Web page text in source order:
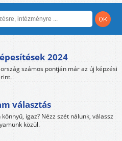
2024
számos pontján már az új képzési
választás
igaz? Nézz szét nálunk, válassz
közül.